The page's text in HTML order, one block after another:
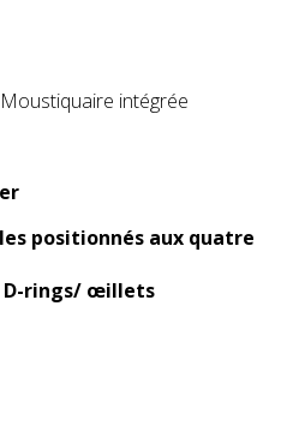
intégrée
positionnés aux quatre
D-rings/ œillets